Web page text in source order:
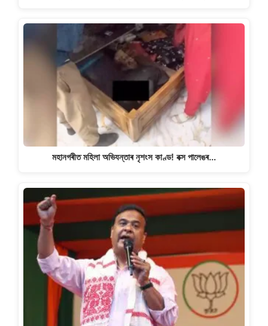
মহানগৰীত মহিলা অভিযন্তাৰ নৃশংস কাণ্ড! বক্স পালেঙৰ…